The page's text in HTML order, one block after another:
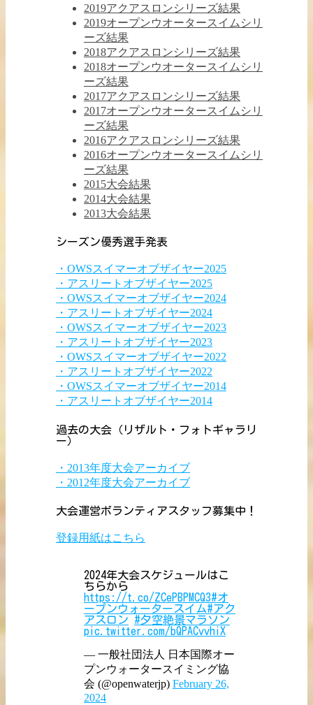
2019アクアスロンシリーズ結果
2019オープンウオータースイムシリ
ーズ結果
2018アクアスロンシリーズ結果
2018オープンウオータースイムシリ
ーズ結果
2017アクアスロンシリーズ結果
2017オープンウオータースイムシリ
ーズ結果
2016アクアスロンシリーズ結果
2016オープンウオータースイムシリ
ーズ結果
2015大会結果
2014大会結果
2013大会結果
シーズン優秀選手発表
・OWSスイマーオブザイヤー2025
・アスリートオブザイヤー2025
・OWSスイマーオブザイヤー2024
・アスリートオブザイヤー2024
・OWSスイマーオブザイヤー2023
・アスリートオブザイヤー2023
・OWSスイマーオブザイヤー2022
・アスリートオブザイヤー2022
・OWSスイマーオブザイヤー2014
・アスリートオブザイヤー2014
過去の大会（リザルト・フォトギャラリ
ー）
・2013年度大会アーカイブ
・2012年度大会アーカイブ
大会運営ボランティアスタッフ募集中！
登録用紙はこちら
2024年大会スケジュールはこ
ちらから
https://t.co/ZCePBPMCQ3#オ
ープンウォータースイム#アク
アスロン
#夕空絶景マラソン
pic.twitter.com/bQPACvvhiX
— 一般社団法人 日本国際オー
プンウォータースイミング協
会 (@openwaterjp) February 26,
2024